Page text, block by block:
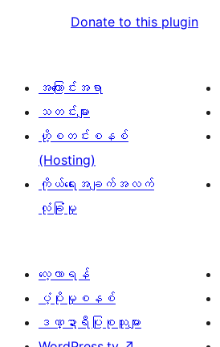
Donate to this plugin
အကြောင်းအရာ
သတင်းများ
ဟို့စတင်းစနစ်
(Hosting)
ကိုယ်ရေးအချက်အလက်
လုံခြုံမှု
လေ့လာရန်
ပံ့ပိုးမှုစနစ်
ဒဏ္ဍာရီပြုစုသူများ